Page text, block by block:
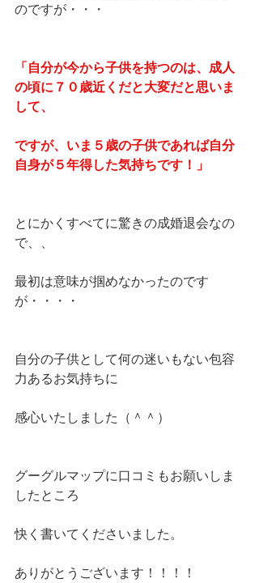
のですが・・・
「自分が今から子供を持つのは、成人
の頃に７０歳近くだと大変だと思いま
して、
ですが、いま５歳の子供であれば自分
自身が５年得した気持ちです！」
とにかくすべてに驚きの成婚退会なの
で、、
最初は意味が掴めなかったのです
が・・・・
自分の子供として何の迷いもない包容
力あるお気持ちに
感心いたしました（＾＾）
グーグルマップに口コミもお願いしま
したところ
快く書いてくださいました。
ありがとうございます！！！！